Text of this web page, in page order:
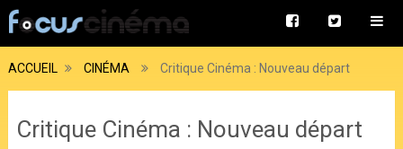
ACCUEIL CINÉMA Critique Cinéma : Nouveau départ
Critique Cinéma : Nouveau départ